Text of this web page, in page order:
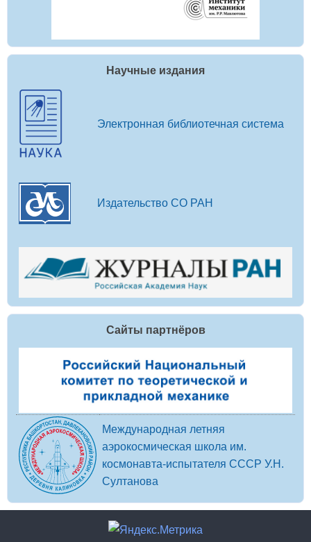
Научные издания
Электронная библиотечная система
Издательство СО РАН
Сайты партнёров
Международная летняя
аэрокосмическая школа им.
космонавта-испытателя СССР У.Н.
Султанова